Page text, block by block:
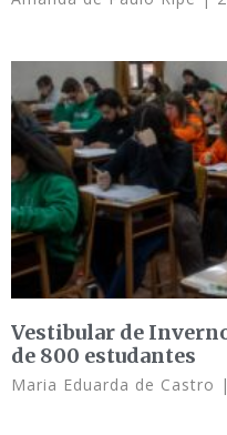
Vestibular de
de 800 estudantes
Maria Eduarda de Castro